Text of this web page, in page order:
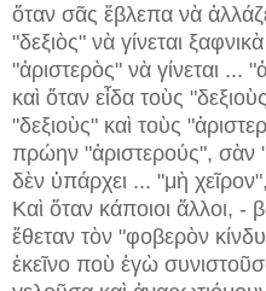
ὅταν σᾶς ἔβλεπα νὰ
"δεξιὸς" νὰ γίνεται
"ἀριστερὸς" νὰ γίνεται ...
καὶ ὅταν εἶδα τοὺς
"δεξιοὺς" καὶ τοὺς
πρώην "ἀριστερούς", σὰν
δὲν ὑπάρχει ... "μὴ
Καὶ ὅταν κάποιοι ἄλλοι, -
ἔθεταν τὸν "φοβερὸν
ἐκεῖνο ποὺ ἐγὼ